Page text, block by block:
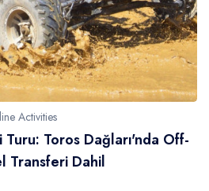
Activities
Toros Dağları'nda Off-
Transferi Dahil